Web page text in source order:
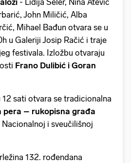
- Lidija Šeler, Nina Atević
John Miličić, Alba
Mihael Bađun otvara se u
u Galeriji Josip Račić i traje
festivala. Izložbu otvaraju
Frano Dulibić i Goran
12 sati otvara se tradicionalna
pera – rukopisna građa
Nacionalnoj i sveučilišnoj
132. rođendana